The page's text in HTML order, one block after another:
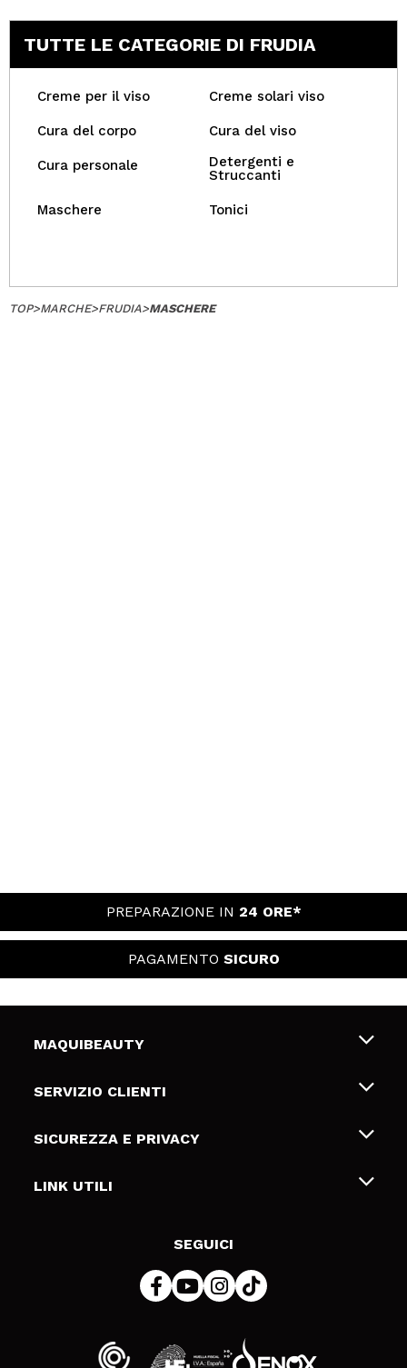
TUTTE LE CATEGORIE DI FRUDIA
Creme per il viso Creme solari viso
Cura del corpo Cura del viso
Cura personale
Detergenti e
Struccanti
Maschere Tonici
TOP>MARCHE>FRUDIA>MASCHERE
PREPARAZIONE IN 24 ORE*
PAGAMENTO SICURO
MAQUIBEAUTY
Chi siamo
Gift Cards
SERVIZIO CLIENTI
Spedizioni & Resi
Metodi di pagamamento
SICUREZZA E PRIVACY
Termini e condizioni
LINK UTILI
SEGUICI